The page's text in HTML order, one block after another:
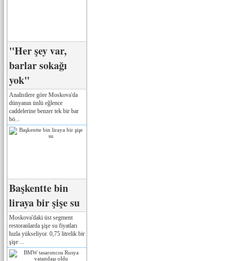
"Her şey var,
barlar sokağı
yok"
Analistlere göre Moskova'da
dünyanın ünlü eğlence
caddelerine benzer tek bir bar
bö...
Başkentte bin
liraya bir şişe su
Moskova'daki üst segment
restoranlarda şişe su fiyatları
hızla yükseliyor. 0,75 litrelik bir
şişe ...